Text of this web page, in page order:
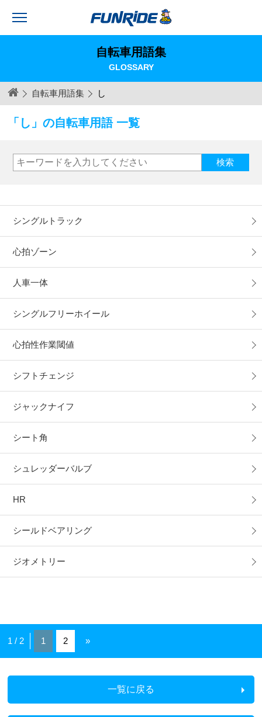
自転車用語集
GLOSSARY
自転車用語集 し
「し」の自転車用語 一覧
シングルトラック
心拍ゾーン
人車一体
シングルフリーホイール
心拍性作業閾値
シフトチェンジ
ジャックナイフ
シート角
シュレッダーバルブ
HR
シールドベアリング
ジオメトリー
1 / 2 1 2 »
一覧に戻る